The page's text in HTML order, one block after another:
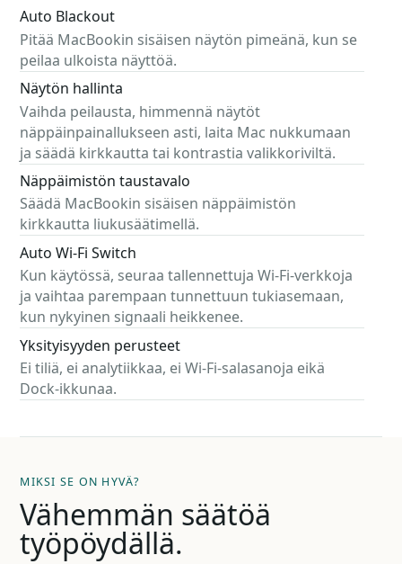
Auto Blackout
Pitää MacBookin sisäisen näytön pimeänä, kun se
peilaa ulkoista näyttöä.
Näytön hallinta
Vaihda peilausta, himmennä näytöt
näppäinpainallukseen asti, laita Mac nukkumaan
ja säädä kirkkautta tai kontrastia valikkoriviltä.
Näppäimistön taustavalo
Säädä MacBookin sisäisen näppäimistön
kirkkautta liukusäätimellä.
Auto Wi-Fi Switch
Kun käytössä, seuraa tallennettuja Wi-Fi-verkkoja
ja vaihtaa parempaan tunnettuun tukiasemaan,
kun nykyinen signaali heikkenee.
Yksityisyyden perusteet
Ei tiliä, ei analytiikkaa, ei Wi-Fi-salasanoja eikä
Dock-ikkunaa.
MIKSI SE ON HYVÄ?
Vähemmän säätöä
työpöydällä.